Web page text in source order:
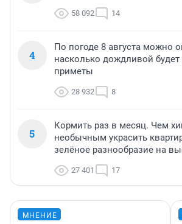
58 092 14
4
По погоде 8 августа можно
насколько дождливой
приметы
28 932 8
5
Кормить раз в месяц. Чем
необычным украсить
зелёное разнообразие на
27 401 17
МНЕНИЕ